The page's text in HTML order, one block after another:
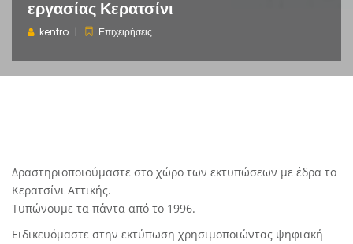
εργασίας Κερατσίνι
kentro Επιχειρήσεις
Δραστηριοποιούμαστε στο χώρο των εκτυπώσεων με έδρα το
Κερατσίνι Αττικής.
Τυπώνουμε τα πάντα από το 1996.
Ειδικευόμαστε στην εκτύπωση χρησιμοποιώντας ψηφιακή